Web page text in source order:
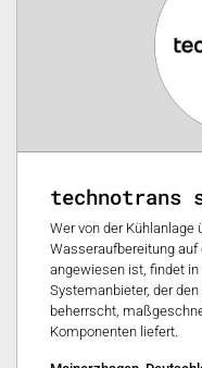
technotrans
Wer von der Kühlanlage
Wasseraufbereitung
angewiesen ist, findet
Systemanbieter, der
beherrscht,
Komponenten liefert.